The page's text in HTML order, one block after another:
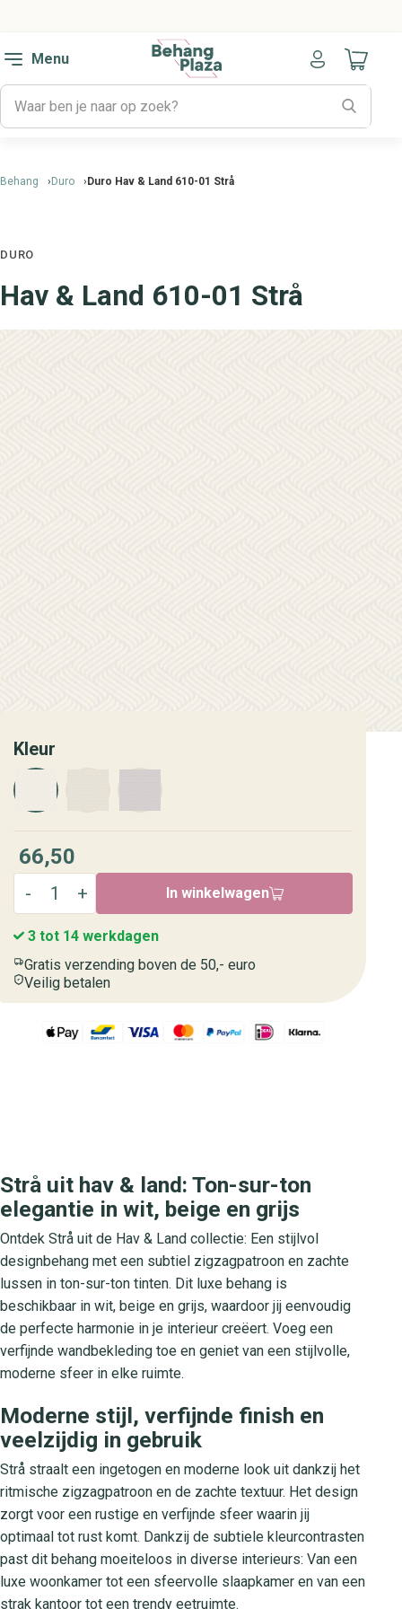
Menu
Naar
Behang Duro Duro Hav & Land 610-01 Strå
DURO
Hav & Land 610-01 Strå
Kleur
66,50
In winkelwagen
3 tot 14 werkdagen
Gratis verzending boven de 50,- euro
Veilig betalen
Strå uit hav & land: Ton-sur-ton
elegantie in wit, beige en grijs
Ontdek Strå uit de Hav & Land collectie: Een stijlvol
designbehang met een subtiel zigzagpatroon en zachte
lussen in ton-sur-ton tinten. Dit luxe behang is
beschikbaar in wit, beige en grijs, waardoor jij eenvoudig
de perfecte harmonie in je interieur creëert. Voeg een
verfijnde wandbekleding toe en geniet van een stijlvolle,
moderne sfeer in elke ruimte.
Moderne stijl, verfijnde finish en
veelzijdig in gebruik
Strå straalt een ingetogen en moderne look uit dankzij het
ritmische zigzagpatroon en de zachte textuur. Het design
zorgt voor een rustige en verfijnde sfeer waarin jij
optimaal tot rust komt. Dankzij de subtiele kleurcontrasten
past dit behang moeiteloos in diverse interieurs: Van een
luxe woonkamer tot een sfeervolle slaapkamer en van een
strak kantoor tot een trendy eetruimte.